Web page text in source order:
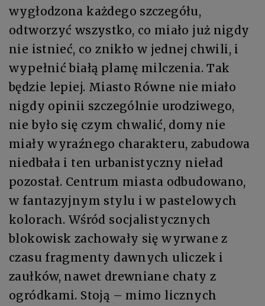
wygłodzona każdego szczegółu,
odtworzyć wszystko, co miało już nigdy
nie istnieć, co znikło w jednej chwili, i
wypełnić białą plamę milczenia. Tak
będzie lepiej. Miasto Równe nie miało
nigdy opinii szczególnie urodziwego,
nie było się czym chwalić, domy nie
miały wyraźnego charakteru, zabudowa
niedbała i ten urbanistyczny nieład
pozostał. Centrum miasta odbudowano,
w fantazyjnym stylu i w pastelowych
kolorach. Wśród socjalistycznych
blokowisk zachowały się wyrwane z
czasu fragmenty dawnych uliczek i
zaułków, nawet drewniane chaty z
ogródkami. Stoją – mimo licznych